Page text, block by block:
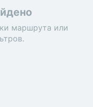
маршрута или